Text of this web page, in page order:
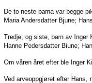
De to neste barna var begge
Maria Andersdatter Bjune;
Tredje, og siste, barn av Inger
Hanne Pedersdatter Biune;
Om våren året efter ble Inger
Ved arveoppgjøret efter Hans,